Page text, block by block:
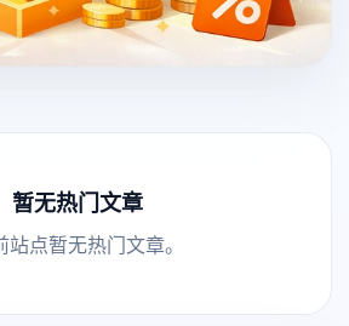
暂无热门文章
站点暂无热门文章。